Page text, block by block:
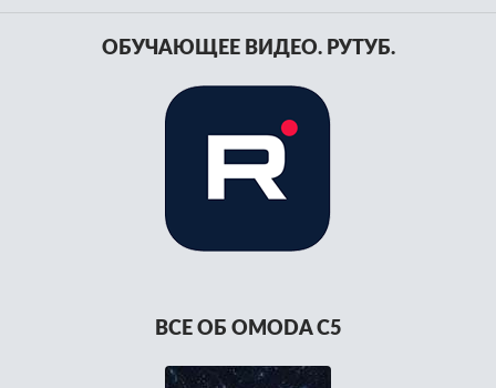
ОБУЧАЮЩЕЕ ВИДЕО. РУТУБ.
ВСЕ ОБ OMODA C5